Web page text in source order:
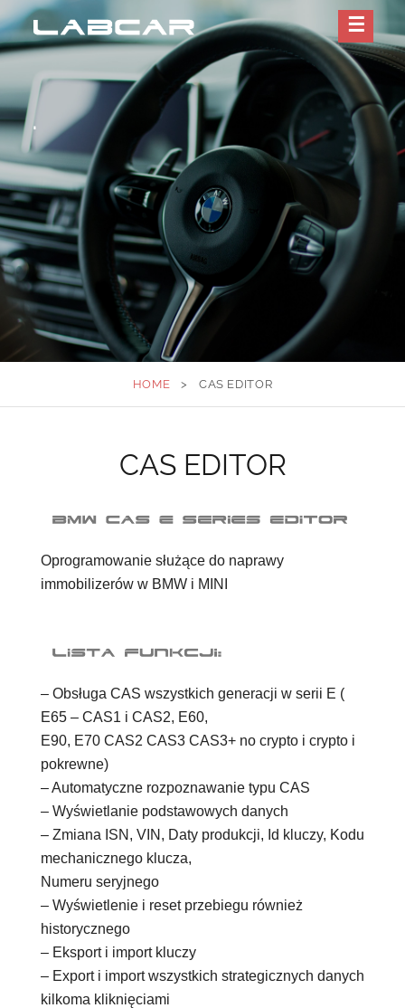
.
HOME > CAS EDITOR
CAS EDITOR
Oprogramowanie służące do naprawy
immobilizerów w BMW i MINI
– Obsługa CAS wszystkich generacji w serii E (
E65 – CAS1 i CAS2, E60,
E90, E70 CAS2 CAS3 CAS3+ no crypto i crypto i
pokrewne)
– Automatyczne rozpoznawanie typu CAS
– Wyświetlanie podstawowych danych
– Zmiana ISN, VIN, Daty produkcji, Id kluczy, Kodu
mechanicznego klucza,
Numeru seryjnego
– Wyświetlenie i reset przebiegu również
historycznego
– Eksport i import kluczy
– Export i import wszystkich strategicznych danych
kilkoma kliknięciami